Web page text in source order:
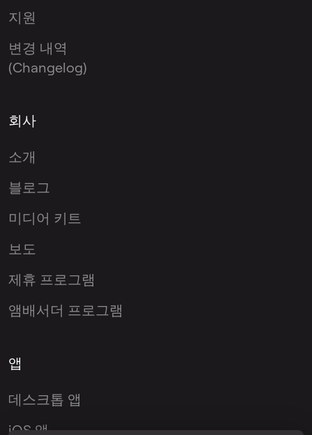
지원
변경 내역
(Changelog)
회사
소개
블로그
미디어 키트
보도
제휴 프로그램
앰배서더 프로그램
앱
데스크톱 앱
iOS 앱